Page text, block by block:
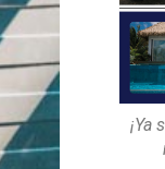
¡Ya